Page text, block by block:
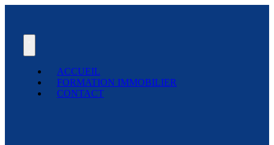
ACCUEIL
FORMATION IMMOBILIER
CONTACT